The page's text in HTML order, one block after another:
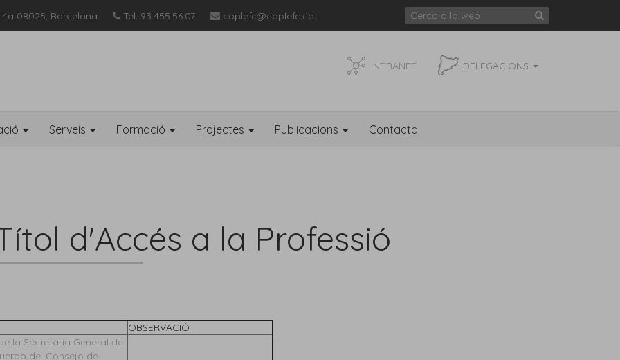
08025, Barcelona Tel. 93.455.56.07 coplefc@coplefc.cat
DELEGACIONS
INTRANET
Serveis Formació Projectes Publicacions Contacta
d'Accés a la Professió
OBSERVACIÓ
la Secretaría General de
del Consejo de